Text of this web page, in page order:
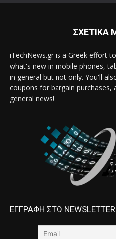
ΣΧΕΤΙΚΑ
iTechNews.gr is a Greek effort
what's new in mobile phones,
in general but not only. You'll
coupons for bargain
general news!
ΕΓΓΡΑΦΗ ΣΤΟ